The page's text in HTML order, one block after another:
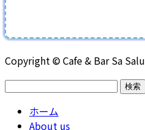
Copyright © Cafe & Bar Sa Salu
検
ホーム
About us